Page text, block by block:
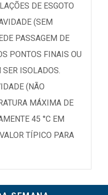
DE ESGOTO
(SEM
PASSAGEM DE
PONTOS FINAIS OU
SER ISOLADOS.
(NÃO
MÁXIMA DE
45 °C EM
TÍPICO PARA